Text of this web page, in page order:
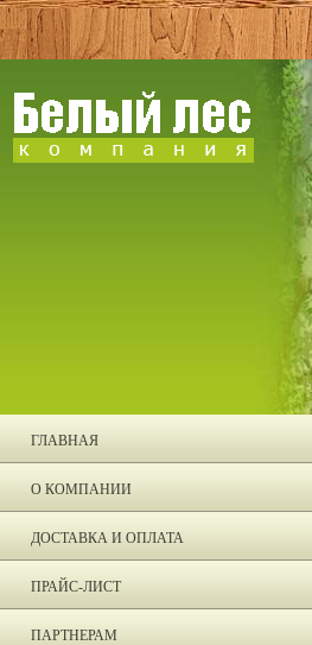
ГЛАВНАЯ
О КОМПАНИИ
ДОСТАВКА И ОПЛАТА
ПРАЙС-ЛИСТ
ПАРТНЕРАМ